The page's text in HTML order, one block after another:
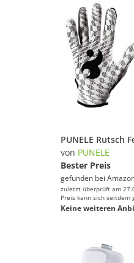
von PUNELE
Bester Preis
gefunden bei
zuletzt überprüft am
Preis kann sich seitdem
Keine weiteren